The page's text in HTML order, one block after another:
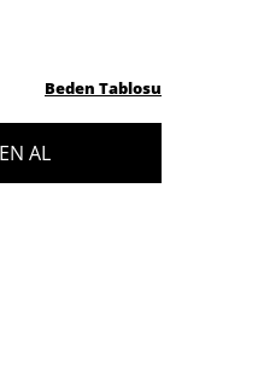
Beden Tablosu